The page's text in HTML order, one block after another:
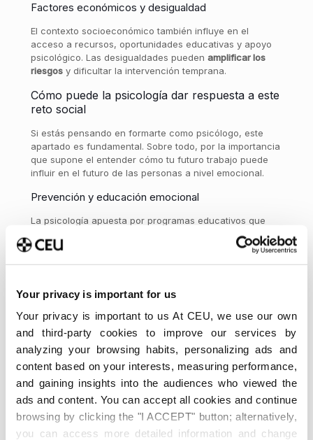
Your privacy is important for us
Your privacy is important to us At CEU, we use our own
and third-party cookies to improve our services by
analyzing your browsing habits, personalizing ads and
content based on your interests, measuring performance,
and gaining insights into the audiences who viewed the
ads and content. You can accept all cookies and continue
browsing by clicking the "I ACCEPT" button; alternatively,
you can access more detailed information and change
Factores económicos y desigualdad
El contexto socioeconómico también influye en el
acceso a recursos, oportunidades educativas y apoyo
psicológico. Las desigualdades pueden amplificar los
riesgosy dificultar la intervención temprana.
Cómo puede la psicología dar respuesta a este
reto social
Si estás pensando en formarte como psicólogo, este
apartado es fundamental. Sobre todo, por la importancia
que supone el entender cómo tu futuro trabajo puede
influir en el futuro de las personas a nivel emocional.
Prevención y educación emocional
La psicología apuesta por programas educativos que
expresar
y
gestionar
sus emociones. La educación emocional en
antes de que los problemas se agraven. Los psicólogos
trabajan con técnicas basadas en laevidenciapara
mejorar el bienestar emocional de los jóvenes.
Apoyo a familias y entorno educativo
El trabajo no se limita al adolescente. La psicología
familias
crear entornos más saludables y comprensivos.